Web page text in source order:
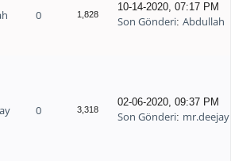
0 1,828
10-14-2020, 07:17 PM
Son Gönderi:Abdullah
0 3,318
02-06-2020, 09:37 PM
Son Gönderi: mr.deejay